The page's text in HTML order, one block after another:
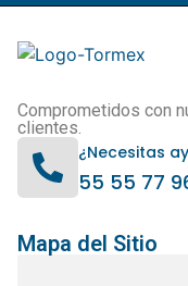
Comprometidos con
clientes.
¿Necesitas
55 55 77
Mapa del Sitio